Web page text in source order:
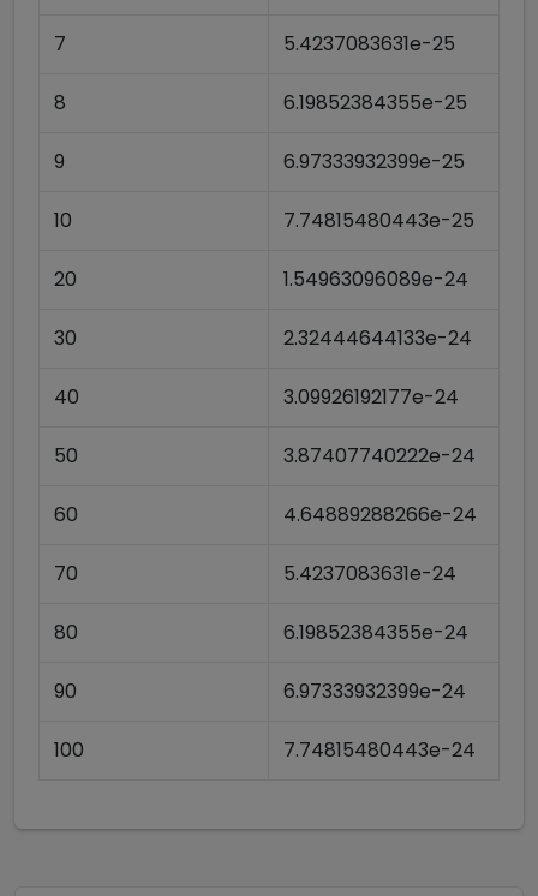
7 5.4237083631e-25
8 6.19852384355e-25
9 6.97333932399e-25
10 7.74815480443e-25
20 1.54963096089e-24
30 2.32444644133e-24
40 3.09926192177e-24
50 3.87407740222e-24
60 4.64889288266e-24
70 5.4237083631e-24
80 6.19852384355e-24
90 6.97333932399e-24
100 7.74815480443e-24